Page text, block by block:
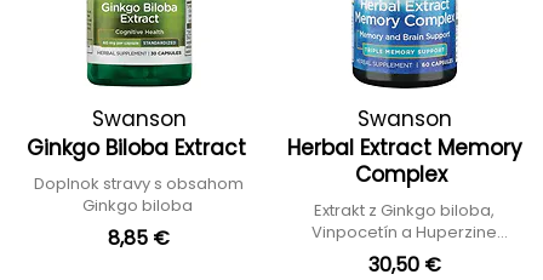
Swanson
Ginkgo Biloba Extract
Doplnok stravy s obsahom
Ginkgo biloba
8,85 €
Swanson
Herbal Extract Memory
Complex
Extrakt z Ginkgo biloba,
Vinpocetín a Huperzine
serrata
30,50 €